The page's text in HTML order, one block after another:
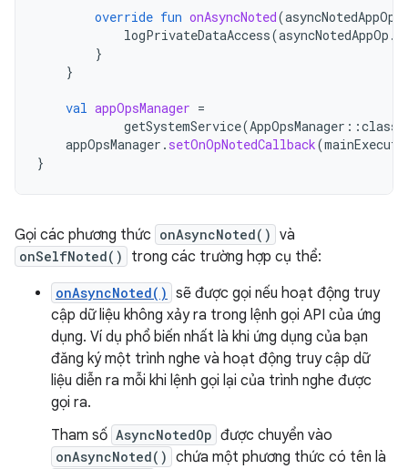
override fun onAsyncNoted(asyncNotedAppOp
logPrivateDataAccess(asyncNotedAppOp .
}
}
val appOpsManager =
getSystemService(AppOpsManager ::class
appOpsManager . setOnOpNotedCallback(
}
Gọi các phương thức onAsyncNoted() và
onSelfNoted() trong các trường hợp cụ thể:
onAsyncNoted() sẽ được gọi nếu hoạt động truy
cập dữ liệu không xảy ra trong lệnh gọi API của ứng
dụng. Ví dụ phổ biến nhất là khi ứng dụng của bạn
đăng ký một trình nghe và hoạt động truy cập dữ
liệu diễn ra mỗi khi lệnh gọi lại của trình nghe được
gọi ra.
Tham số AsyncNotedOp được chuyển vào
onAsyncNoted() chứa một phương thức có tên là